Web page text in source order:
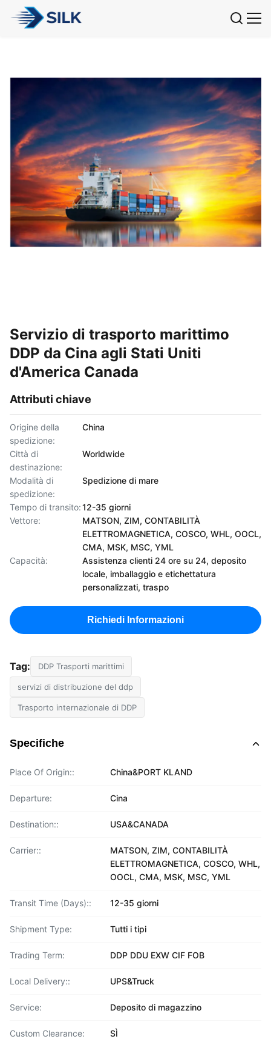
Servizio di trasporto marittimo
DDP da Cina agli Stati Uniti
d'America Canada
Attributi chiave
Origine della
spedizione:
China
Città di
destinazione:
Worldwide
Modalità di
spedizione:
Spedizione di mare
Tempo di transito:12-35 giorni
Vettore:
MATSON, ZIM, CONTABILITÀ
ELETTROMAGNETICA, COSCO, WHL, OOCL,
CMA, MSK, MSC, YML
Capacità:
Assistenza clienti 24 ore su 24, deposito
locale, imballaggio e etichettatura
personalizzati, traspo
Richiedi Informazioni
Tag: DDP Trasporti marittimi
servizi di distribuzione del ddp
Trasporto internazionale di DDP
Specifiche
Place Of Origin:: China&PORT KLAND
Departure: Cina
Destination:: USA&CANADA
Carrier::
MATSON, ZIM, CONTABILITÀ
ELETTROMAGNETICA, COSCO, WHL,
OOCL, CMA, MSK, MSC, YML
Transit Time (Days):: 12-35 giorni
Shipment Type: Tutti i tipi
Trading Term: DDP DDU EXW CIF FOB
Local Delivery:: UPS&Truck
Service: Deposito di magazzino
Custom Clearance: SÌ